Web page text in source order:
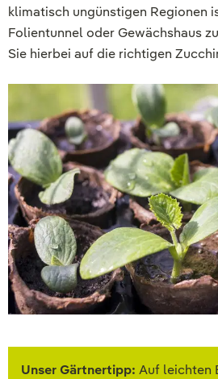
klimatisch ungünstigen Regionen
Folientunnel oder Gewächshaus
Sie hierbei auf die richtigen
Unser Gärtnertipp: Auf leichten